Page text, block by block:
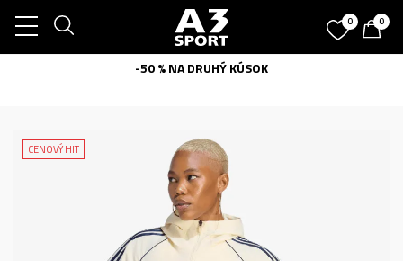
0 0
-50 % NA DRUHÝ KÚSOK
CENOVÝ HIT